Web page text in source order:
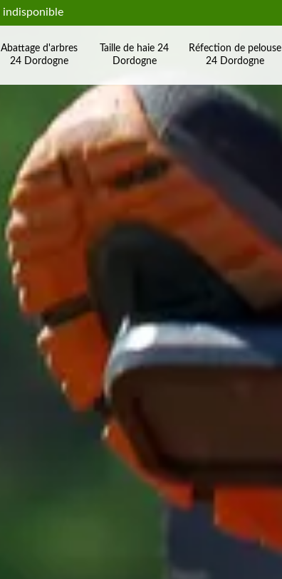
indisponible
Abattage d'arbres
24 Dordogne
Taille de haie 24
Dordogne
Réfection de pelouse
24 Dordogne